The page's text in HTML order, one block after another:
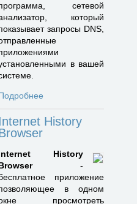
сетевой
который
запросы DNS,
в вашей
History
History
-
приложение
в одном
просмотреть